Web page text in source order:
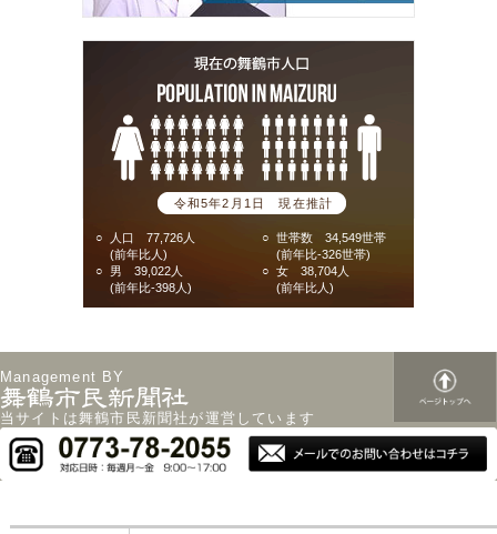
令和5年2月1日 現在推計
○
人口 77,726人
(前年比人)
○
男 39,022人
(前年比-398人)
○ 世帯数 34,549世帯
(前年比-326世帯)
○ 女 38,704人
(前年比人)
Management BY
当サイトは舞鶴市民新聞社が運営しています